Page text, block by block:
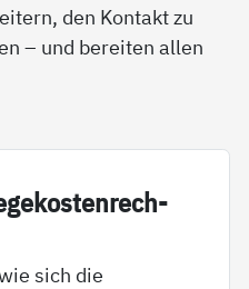
den Kontakt zu
– und bereiten allen
sich die